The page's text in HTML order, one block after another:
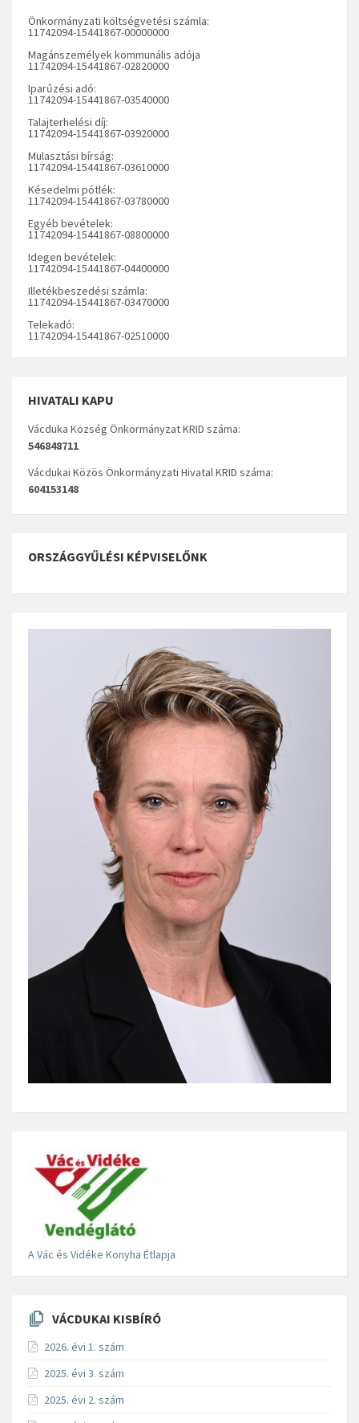
Önkormányzati költségvetési számla:
11742094-15441867-00000000
Magánszemélyek kommunális adója
11742094-15441867-02820000
Iparűzési adó:
11742094-15441867-03540000
Talajterhelési díj:
11742094-15441867-03920000
Mulasztási bírság:
11742094-15441867-03610000
Késedelmi pótlék:
11742094-15441867-03780000
Egyéb bevételek:
11742094-15441867-08800000
Idegen bevételek:
11742094-15441867-04400000
Illetékbeszedési számla:
11742094-15441867-03470000
Telekadó:
11742094-15441867-02510000
HIVATALI KAPU
Vácduka Község Önkormányzat KRID száma:
546848711
Vácdukai Közös Önkormányzati Hivatal KRID száma:
604153148
ORSZÁGGYŰLÉSI KÉPVISELŐNK
A Vác és Vidéke Konyha Étlapja
VÁCDUKAI KISBÍRÓ
2026. évi 1. szám
2025. évi 3. szám
2025. évi 2. szám